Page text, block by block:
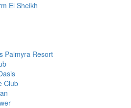
El Sheikh
Palmyra Resort
Club